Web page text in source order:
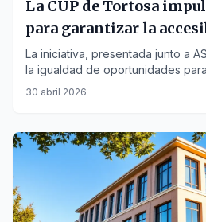
La CUP de Tortosa
para garantizar la
comercios y espacios
La iniciativa, presentada junto a
la igualdad de oportunidades
discapacidad en la ciudad.
30 abril 2026